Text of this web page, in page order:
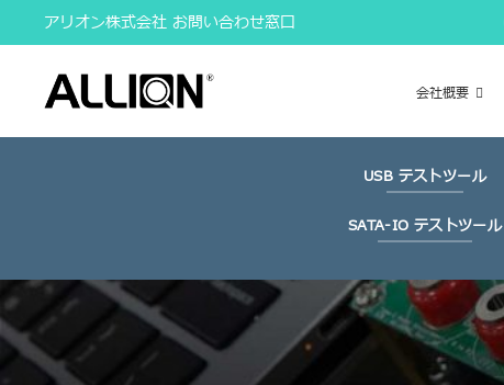
to
content
アリオン株式会社 お問い合わせ窓口
会社概要
USB テストツール
SATA-IO テストツール